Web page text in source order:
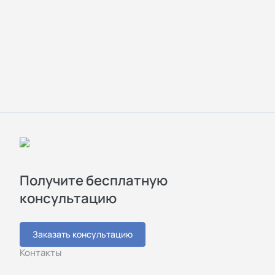
Получите бесплатную
консультацию
Заказать консультацию
Контакты